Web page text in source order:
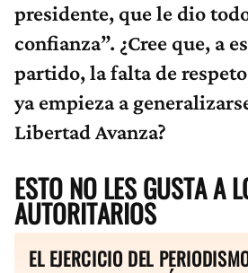
presidente, que le dio
confianza”. ¿Cree que, a
partido, la falta de
ya empieza a
Libertad Avanza?
ESTO NO LES GUSTA A
AUTORITARIOS
EL EJERCICIO DEL